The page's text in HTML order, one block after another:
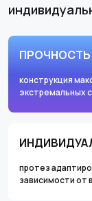
конструкция
экстремальных
протез
зависимости от